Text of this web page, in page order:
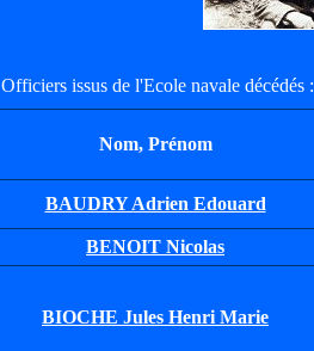
Officiers issus de l'Ecole navale décédés :
Nom, Prénom
BAUDRY Adrien Edouard
BENOIT Nicolas
BIOCHE Jules Henri Marie